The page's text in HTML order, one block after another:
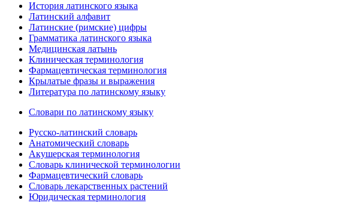
История латинского языка
Латинский алфавит
Латинские (римские) цифры
Грамматика латинского языка
Медицинская латынь
Клиническая терминология
Фармацевтическая терминология
Крылатые фразы и выражения
Литература по латинскому языку
Словари по латинскому языку
Русско-латинский словарь
Анатомический словарь
Акушерская терминология
Словарь клинической терминологии
Фармацевтический словарь
Словарь лекарственных растений
Юридическая терминология